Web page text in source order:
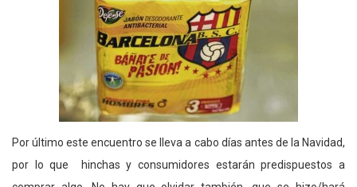
Por último este encuentro se lleva a cabo días antes de la Navidad,
por lo que hinchas y consumidores estarán predispuestos a